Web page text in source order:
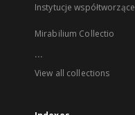
Instytucje współtworzące
Mirabilium Collectio
...
View all collections